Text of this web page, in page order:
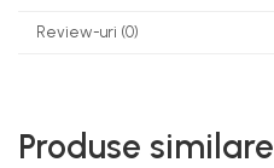
Review-uri (0)
Produse similare